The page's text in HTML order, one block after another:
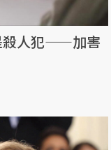
殺人犯——加害